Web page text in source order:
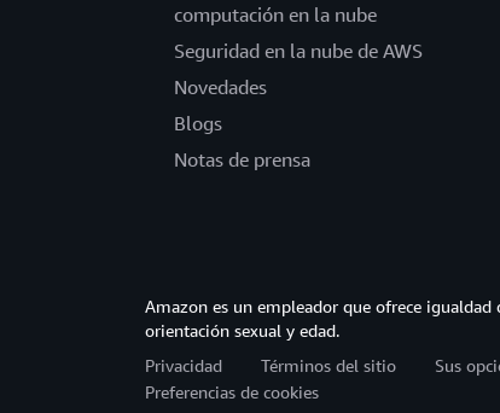
computación en la nube
Seguridad en la nube de AWS
Novedades
Blogs
Notas de prensa
Amazon es un empleador que ofrece
orientación sexual y edad.
Privacidad
Términos del sitio
Sus
Preferencias de cookies